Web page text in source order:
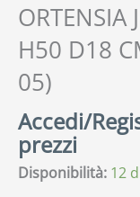
ORTENSIA
H50 D18
05)
Accedi/
prezzi
Disponibilità: 12